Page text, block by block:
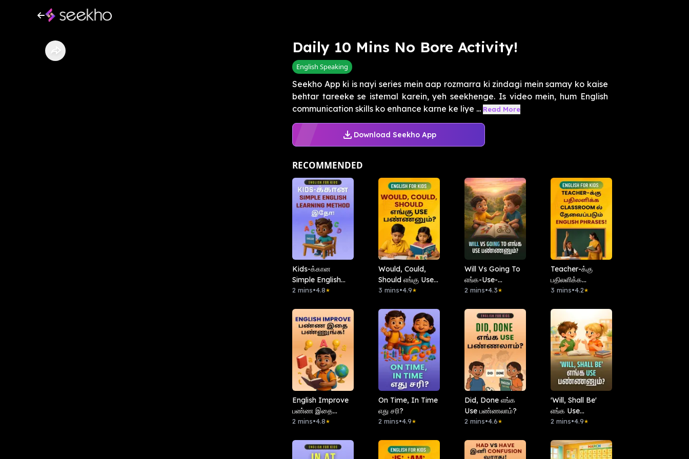
Daily 10 Mins No Bore Activity!
English Speaking
Seekho App ki is nayi series mein aap rozmarra ki zindagi mein samay ko kaise
behtar tareeke se istemal karein, yeh seekhenge. Is video mein, hum English
communication skills ko enhance karne ke liye ... Read More
Download Seekho App
RECOMMENDED
Kids-க்கான
Simple English
Learning Method
2 mins•4.8★
Would, Could,
Should எங்கு Use
பண்ணனும்?
3 mins•4.9★
Will Vs Going To
எங்க-Use-
பண்ணனும்?
2 mins•4.3★
Teacher-க்கு
பதிலளிக்க
Classroom ல்
English Phrases!
3 mins•4.2★
English Improve
பண்ண இதை
பண்ணுங்க!
2 mins•4.8★
On Time, In Time
எது சரி?
2 mins•4.9★
Did, Done எங்க
Use பண்ணலாம்?
2 mins•4.6★
'Will, Shall Be'
எங்க Use
பண்ணனும்?
2 mins•4.9★